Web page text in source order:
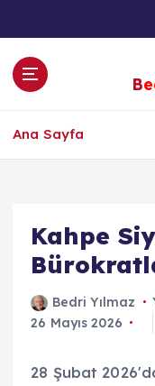
Ana Sayfa
Kahpe
Bedri Yılmaz
26 Mayıs 2026
28 Şubat